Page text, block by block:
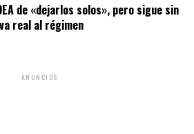
de «dejarlos solos», pero sigue sin
real al régimen
ANUNCIOS